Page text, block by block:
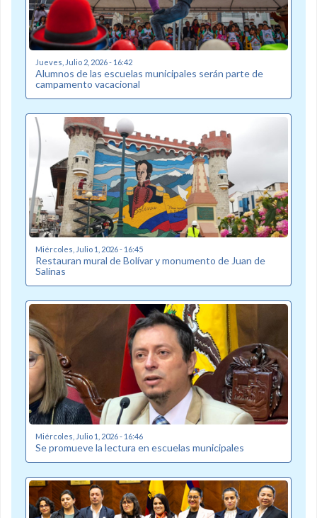
Jueves, Julio 2, 2026 - 16:42
Alumnos de las escuelas municipales serán parte de
campamento vacacional
Miércoles, Julio 1, 2026 - 16:45
Restauran mural de Bolívar y monumento de Juan de
Salinas
Miércoles, Julio 1, 2026 - 16:46
Se promueve la lectura en escuelas municipales